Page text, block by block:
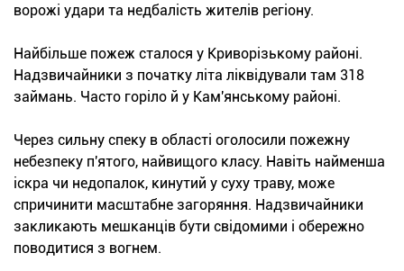
ворожі удари та недбалість жителів регіону.
Найбільше пожеж сталося у Криворізькому районі.
Надзвичайники з початку літа ліквідували там 318
займань. Часто горіло й у Кам'янському районі.
Через сильну спеку в області оголосили пожежну
небезпеку п'ятого, найвищого класу. Навіть найменша
іскра чи недопалок, кинутий у суху траву, може
спричинити масштабне загоряння. Надзвичайники
закликають мешканців бути свідомими і обережно
поводитися з вогнем.